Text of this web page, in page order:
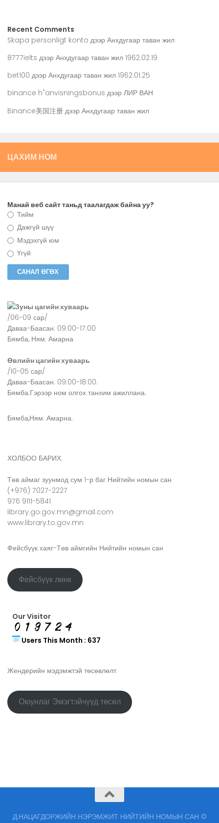
Recent Comments
Skapa personligt konto дээр Анхдугаар таван жил
8777ielts дээр Анхдугаар таван жил 1962.02.19
bet100 дээр Анхдугаар таван жил 1962.01.25
binance h"anvisningsbonus дээр ЛИР ВАН
Binance美国注册 дээр Анхдугаар таван жил
ЦАХИМ НОМ
Манай веб сайт таньд таалагдаж байна уу?
Тийм
Дажгүй шүү
Мэдэхгүй юм
Үгүй
Зуны цагийн хуваарь
/06-09 сар/
Даваа-Баасан: 09:00-17:00
Бямба, Ням: Амарна
Өвлийн цагийн хуваарь
/10-05 сар/
Даваа-Баасан: 09:00-18:00.
Бямба:Гэрээр ном олгох танхим ажиллана.
Бямба,Ням: Амарна.
ХОЛБОО БАРИХ:
Төв аймаг зуунмод сум 1-р баг Нийтийн номын сан
(+976) 7027-2227
976 9111-5841
library.go.gov.mn@gmail.com
www.library.to.gov.mn
Фейсбүүк хаяг-Төв аймгийн Нийтийн номын сан
Фейсбүүк линк
Our Visitor
Users This Month : 637
Жендерийн мэдэмжтэй төсөвлөлт
Оюунлаг Эмэгтэйчүүд төсөл
Д.НАЦАГДОРЖИЙН НЭРЭМЖИТ НИЙТИЙН НОМЫН САН ©